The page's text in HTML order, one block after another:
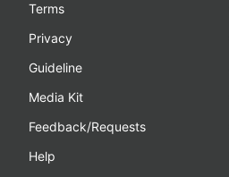
Terms
Privacy
Guideline
Media Kit
Feedback/Requests
Help